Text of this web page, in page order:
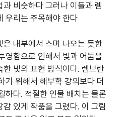
과 비슷하다 그러나 이들과 렘
우리는 주목해야 한다
은 내부에서 스며 나오는 듯한
영함으로 인해서 빛과 어둠을
한 빛의 표현 방식이다. 렘브란
기 위해서 해부학 강의보다 더
하다. 적절한 인물 배치는 물론
감 있게 작품을 그렸다. 이 그림